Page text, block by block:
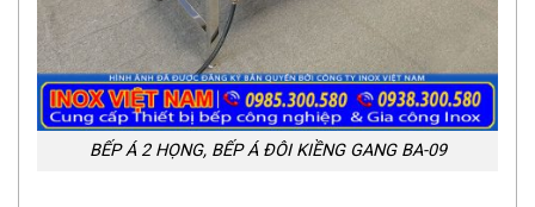
BẾP Á 2 HỌNG, BẾP Á ĐÔI KIỀNG GANG BA-09